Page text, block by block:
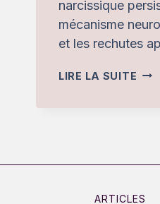
narcissique
mécanisme
et les rechutes
LIRE LA SUITE LE
ARTICLES